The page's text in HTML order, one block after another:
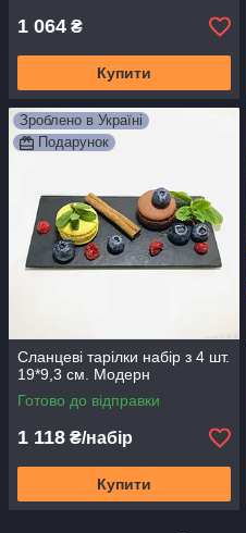
1 064 ₴
Купити
Зроблено в Україні
Подарунок
Сланцеві тарілки набір з 4 шт.
19*9,3 см. Модерн
Готово до відправки
1 118 ₴/набір
Купити